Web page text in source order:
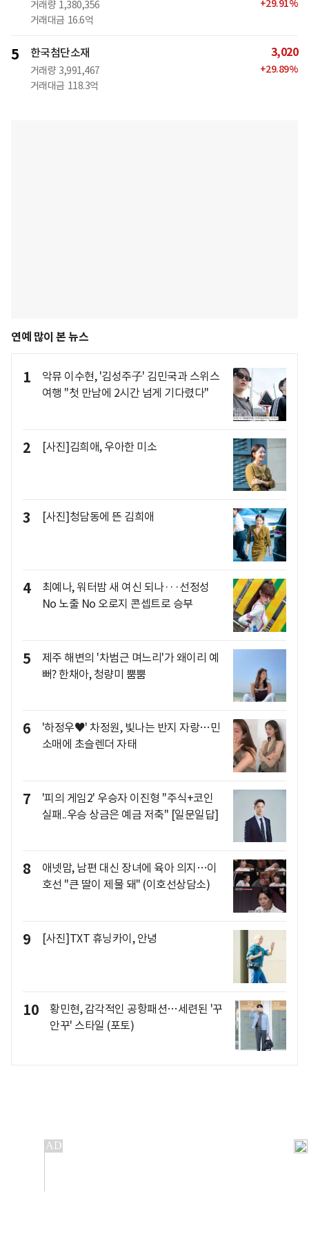
거래량 1,380,356
거래대금 16.6억
+29.91%
5 한국첨단소재
거래량 3,991,467
거래대금 118.3억
3,020
+29.89%
연예 많이 본 뉴스
1
악뮤 이수현, '김성주子' 김민국과 스위스
여행 "첫 만남에 2시간 넘게 기다렸다"
2 [사진]김희애, 우아한 미소
3 [사진]청담동에 뜬 김희애
4
최예나, 워터밤 새 여신 되나···선정성
No 노출 No 오로지 콘셉트로 승부
5
제주 해변의 '차범근 며느리'가 왜이리 예
뻐? 한채아, 청량미 뿜뿜
6
'하정우♥' 차정원, 빛나는 반지 자랑…민
소매에 초슬렌더 자태
7
'피의 게임2' 우승자 이진형 "주식+코인
실패..우승 상금은 예금 저축" [일문일답]
8
애넷맘, 남편 대신 장녀에 육아 의지…이
호선 "큰 딸이 제물 돼" (이호선상담소)
9 [사진]TXT 휴닝카이, 안녕
10
황민현, 감각적인 공항패션…세련된 '꾸
안꾸' 스타일 (포토)